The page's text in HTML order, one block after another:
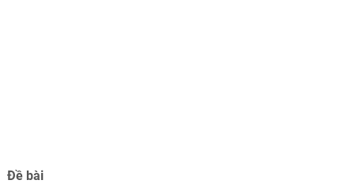
Đề bài